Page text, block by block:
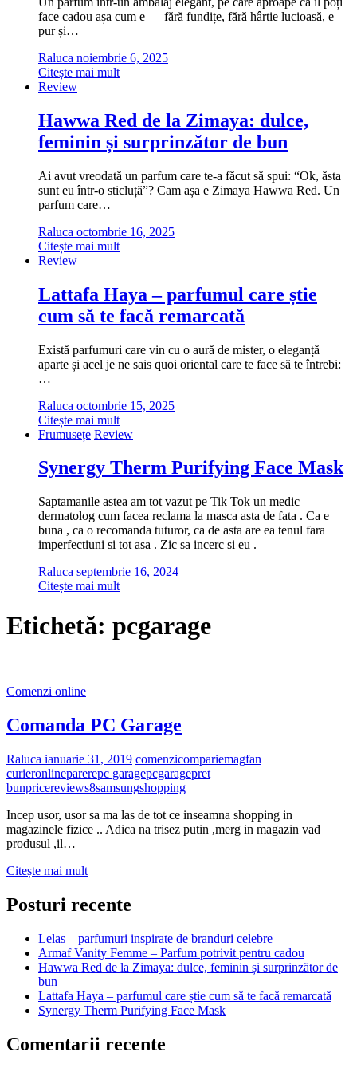
face cadou așa cum e — fără fundițe, fără hârtie lucioasă, e
pur și…
Raluca noiembrie 6, 2025
Citește mai mult
Review
Hawwa Red de la Zimaya: dulce,
feminin și surprinzător de bun
Ai avut vreodată un parfum care te-a făcut să spui: “Ok, ăsta
sunt eu într-o sticluță”? Cam așa e Zimaya Hawwa Red. Un
parfum care…
Raluca octombrie 16, 2025
Citește mai mult
Review
Lattafa Haya – parfumul care știe
cum să te facă remarcată
Există parfumuri care vin cu o aură de mister, o eleganță
aparte și acel je ne sais quoi oriental care te face să te întrebi:
…
Raluca octombrie 15, 2025
Citește mai mult
Frumusețe Review
Synergy Therm Purifying Face Mask
Saptamanile astea am tot vazut pe Tik Tok un medic
dermatolog cum facea reclama la masca asta de fata . Ca e
buna , ca o recomanda tuturor, ca de asta are ea tenul fara
imperfectiuni si tot asa . Zic sa incerc si eu .
Raluca septembrie 16, 2024
Citește mai mult
Etichetă: pcgarage
Comenzi online
Comanda PC Garage
Raluca ianuarie 31, 2019 comenzicompariemagfan
curieronlineparerepc garagepcgaragepret
bunpricereviews8samsungshopping
Incep usor, usor sa ma las de tot ce inseamna shopping in
magazinele fizice .. Adica na trisez putin ,merg in magazin vad
produsul ,il…
Citește mai multComanda
Garage
Posturi recente
Lelas – parfumuri inspirate de branduri celebre
Armaf Vanity Femme – Parfum potrivit pentru cadou
Hawwa Red de la Zimaya: dulce, feminin și surprinzător de
bun
Lattafa Haya – parfumul care știe cum să te facă remarcată
Synergy Therm Purifying Face Mask
Comentarii recente